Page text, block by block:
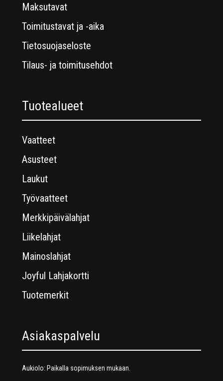
Maksutavat
Toimitustavat ja -aika
Tietosuojaseloste
Tilaus- ja toimitusehdot
Tuotealueet
Vaatteet
Asusteet
Laukut
Työvaatteet
Merkkipäivälahjat
Liikelahjat
Mainoslahjat
Joyful Lahjakortti
Tuotemerkit
Asiakaspalvelu
Aukiolo: Paikalla sopimuksen mukaan.